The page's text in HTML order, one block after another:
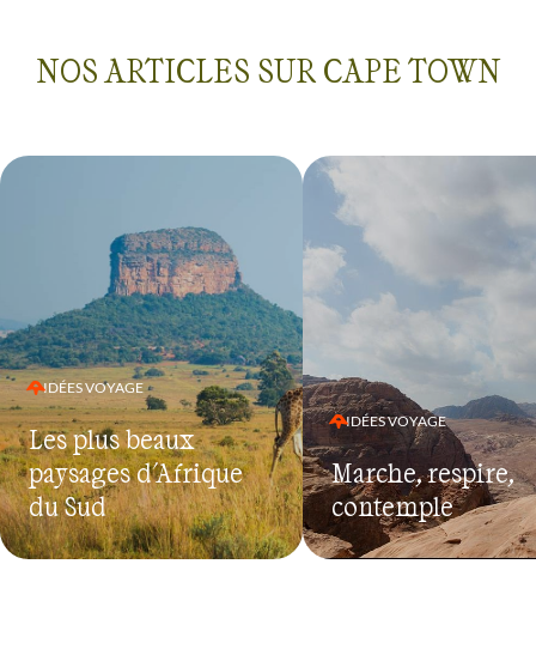
NOS ARTICLES SUR CAPE TOWN
IDÉES VOYAGE
Les plus beaux
paysages d'Afrique
du Sud
IDÉES VOYAGE
Marche, respire,
contemple